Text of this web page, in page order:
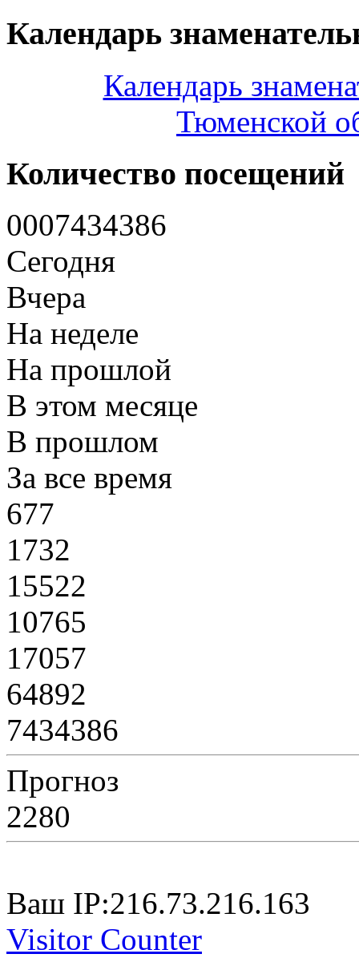
Календарь
Календарь
Тюменской
Количество посещений
0007434386
Сегодня
Вчера
На неделе
На прошлой
В этом месяце
В прошлом
За все время
677
1732
15522
10765
17057
64892
7434386
Прогноз
2280
Ваш IP:216.73.216.163
Visitor Counter